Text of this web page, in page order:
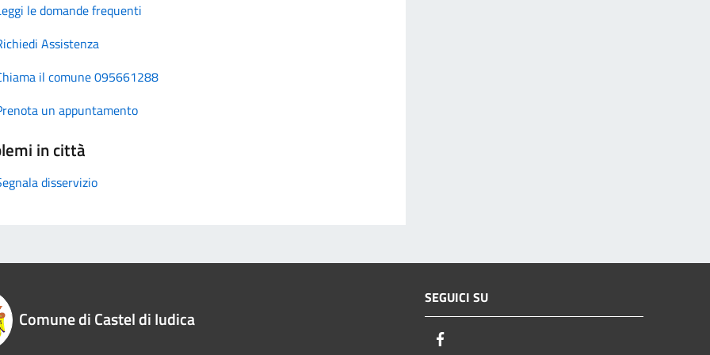
le domande frequenti
Assistenza
il comune 095661288
un appuntamento
in città
disservizio
Comune di Castel di Iudica
SEGUICI SU